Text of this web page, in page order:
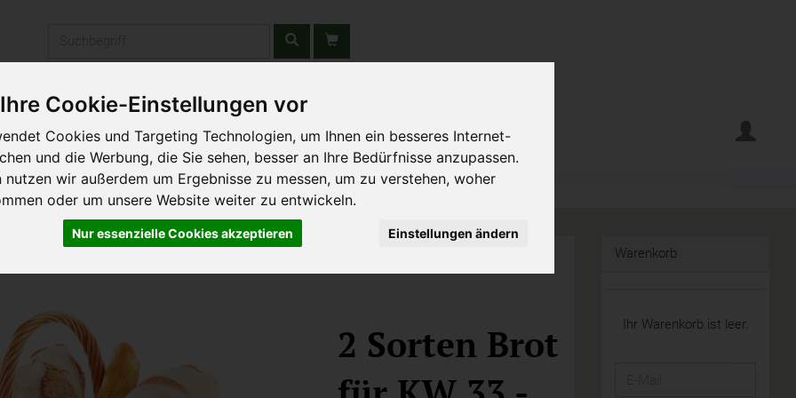
Cookie-Einstellungen vor
Cookies und Targeting Technologien, um Ihnen ein besseres Internet-
und die Werbung, die Sie sehen, besser an Ihre Bedürfnisse anzupassen.
nutzen wir außerdem um Ergebnisse zu messen, um zu verstehen, woher
oder um unsere Website weiter zu entwickeln.
Nur essenzielle Cookies akzeptieren Einstellungen ändern
& Schulen Liefergebiet Wochenmarkt
2 Sorten Brot
Warenkorb
Ihr Warenkorb ist leer.